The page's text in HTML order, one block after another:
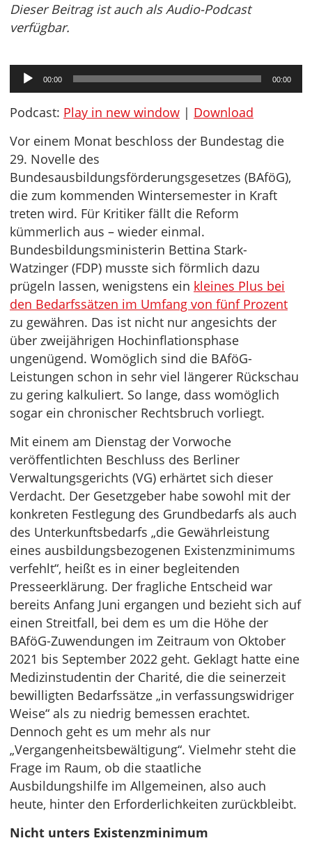
Dieser Beitrag ist auch als Audio-Podcast
verfügbar.
Audio-
Player
00:00 00:00
Podcast: Play in new window | Download
Vor einem Monat beschloss der Bundestag die
29. Novelle des
Bundesausbildungsförderungsgesetzes (BAföG),
die zum kommenden Wintersemester in Kraft
treten wird. Für Kritiker fällt die Reform
kümmerlich aus – wieder einmal.
Bundesbildungsministerin Bettina Stark-
Watzinger (FDP) musste sich förmlich dazu
prügeln lassen, wenigstens ein kleines Plus bei
den Bedarfssätzen im Umfang von fünf Prozent
zu gewähren. Das ist nicht nur angesichts der
über zweijährigen Hochinflationsphase
ungenügend. Womöglich sind die BAföG-
Leistungen schon in sehr viel längerer Rückschau
zu gering kalkuliert. So lange, dass womöglich
sogar ein chronischer Rechtsbruch vorliegt.
Mit einem am Dienstag der Vorwoche
veröffentlichten Beschluss des Berliner
Verwaltungsgerichts (VG) erhärtet sich dieser
Verdacht. Der Gesetzgeber habe sowohl mit der
konkreten Festlegung des Grundbedarfs als auch
des Unterkunftsbedarfs „die Gewährleistung
eines ausbildungsbezogenen Existenzminimums
verfehlt“, heißt es in einer begleitenden
Presseerklärung. Der fragliche Entscheid war
bereits Anfang Juni ergangen und bezieht sich auf
einen Streitfall, bei dem es um die Höhe der
BAföG-Zuwendungen im Zeitraum von Oktober
2021 bis September 2022 geht. Geklagt hatte eine
Medizinstudentin der Charité, die die seinerzeit
bewilligten Bedarfssätze „in verfassungswidriger
Weise“ als zu niedrig bemessen erachtet.
Dennoch geht es um mehr als nur
„Vergangenheitsbewältigung“. Vielmehr steht die
Frage im Raum, ob die staatliche
Ausbildungshilfe im Allgemeinen, also auch
heute, hinter den Erforderlichkeiten zurückbleibt.
Nicht unters Existenzminimum